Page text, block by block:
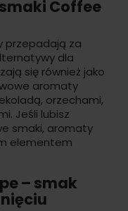
Coffee
przepadają za
dla
się również jako
aromaty
orzechami,
Jeśli lubisz
smaki, aromaty
elementem
– smak